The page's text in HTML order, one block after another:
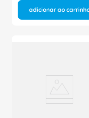
adicionar ao